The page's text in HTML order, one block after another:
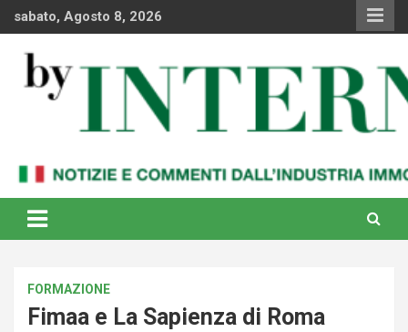
sabato, Agosto 8, 2026
By Internews
internazionale
FORMAZIONE
Fimaa e La Sapienza di Roma